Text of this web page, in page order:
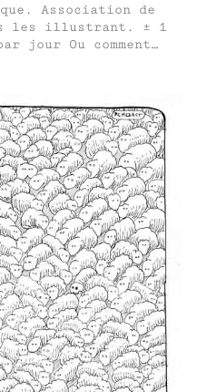
Association de
les illustrant. ± 1
jour Ou comment…